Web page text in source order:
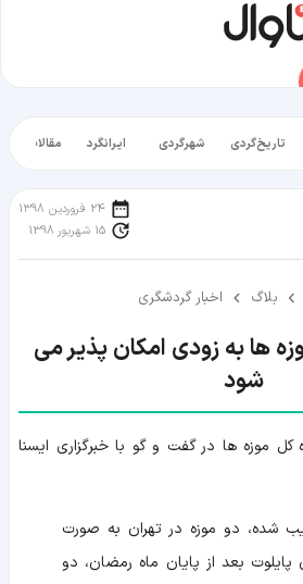
تاریخ‌گردی شهرگردی ایرانگرد مقالات
24 فروردین 1398
15 شهریور 1398
بلاگ اخبار گردشگری
ها به زودی امکان پذیر می
شود
کل موزه ها در گفت و گو با خبرگزاری ایسنا
شده، دو موزه در تهران به صورت
پایلوت بعد از پایان ماه رمضان، دو